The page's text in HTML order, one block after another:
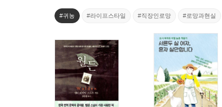
#귀농 #라이프스타일 #직장인로망 #로망과현실